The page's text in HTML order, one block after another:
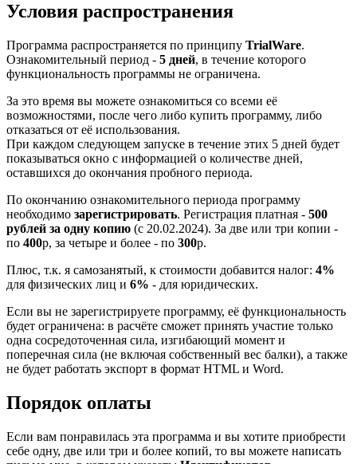
Условия распространения
Программа распространяется по принципу TrialWare.
Ознакомительный период - 5 дней, в течение которого
функциональность программы не ограничена.
За это время вы можете ознакомиться со всеми её
возможностями, после чего либо купить программу, либо
отказаться от её использования.
При каждом следующем запуске в течение этих 5 дней будет
показываться окно с информацией о количестве дней,
оставшихся до окончания пробного периода.
По окончанию ознакомительного периода программу
необходимо зарегистрировать. Регистрация платная - 500
рублей за одну копию (с 20.02.2024). За две или три копии -
по 400р, за четыре и более - по 300р.
Плюс, т.к. я самозанятый, к стоимости добавится налог: 4%
для физических лиц и 6% - для юридических.
Если вы не зарегистрируете программу, её функциональность
будет ограничена: в расчёте сможет принять участие только
одна сосредоточенная сила, изгибающий момент и
поперечная сила (не включая собственный вес балки), а также
не будет работать экспорт в формат HTML и Word.
Порядок оплаты
Если вам понравилась эта программа и вы хотите приобрести
себе одну, две или три и более копий, то вы можете написать